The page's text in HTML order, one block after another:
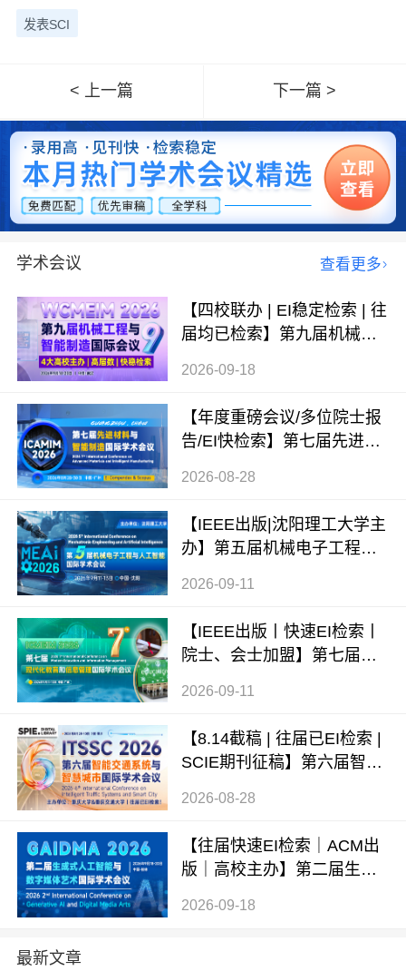
发表SCI
< 上一篇 下一篇 >
学术会议 查看更多
【四校联办 | EI稳定检索 | 往
届均已检索】第九届机械工
2026-09-18
【年度重磅会议/多位院士报
告/EI快检索】第七届先进材
2026-08-28
【IEEE出版|沈阳理工大学主
办】第五届机械电子工程与
2026-09-11
【IEEE出版丨快速EI检索丨
院士、会士加盟】第七届现
2026-09-11
【8.14截稿 | 往届已EI检索 |
SCIE期刊征稿】第六届智能
2026-08-28
【往届快速EI检索｜ACM出
版｜高校主办】第二届生成
2026-09-18
最新文章